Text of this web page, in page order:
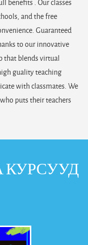
benefits . Our classes
and the free
Guaranteed
to our innovative
that blends virtual
guality teaching
with classmates. We
puts their teachers
КУРСУУД